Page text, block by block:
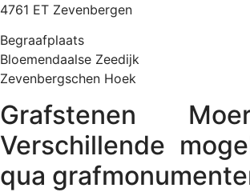
4761 ET Zevenbergen
Begraafplaats
Bloemendaalse Zeedijk
Zevenbergschen Hoek
Grafstenen
Verschillende
qua